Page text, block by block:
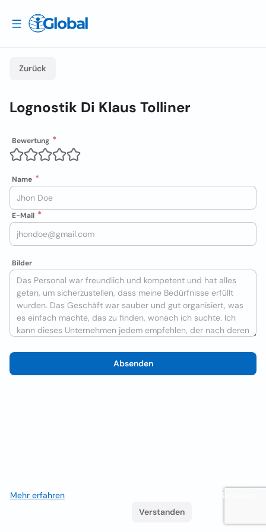
Zurück
Lognostik Di Klaus Tolliner
Bewertung
Name
E-Mail
Bilder
Absenden
Mehr erfahren . Wenn Sie weiterhin surfen, akzeptieren Sie deren
Verstanden